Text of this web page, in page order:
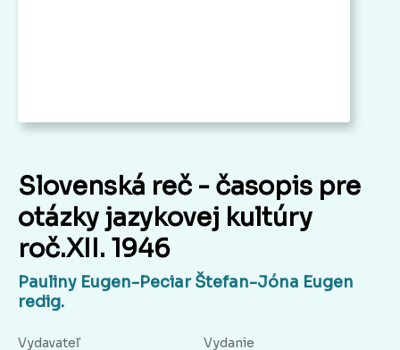
Slovenská reč - časopis pre
otázky jazykovej kultúry
roč.XII. 1946
Pauliny Eugen-Peciar Štefan-Jóna Eugen
redig.
Vydavateľ
Vydanie